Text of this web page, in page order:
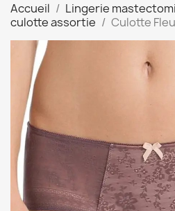
Accueil Lingerie
culotte assortie
Culotte